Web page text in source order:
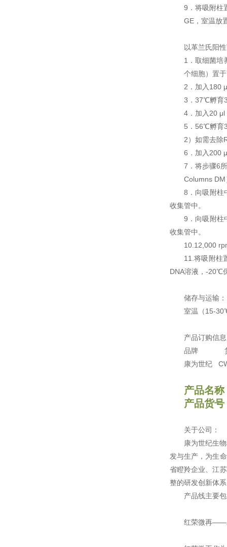
9．将吸附柱
GE，室温放
以革兰氏阳
1．取细菌培
个细胞）置
2．加入180
3．37℃孵育
4．加入20 μl
5．56℃孵育
2）如需去除
6．加入200
7．将步骤6
Columns
8．向吸附柱
收集管中。
9．向吸附柱
收集管中。
10.12,000
11.将吸附柱
DNA溶液，-20℃
储存与运输：
室温（15-
产品订购信
品牌
康为世纪
产品名称
产品货
关于公司：
康为世纪生
发与生产，为生
省瞪羚企业、江
整的研发创新体
产品线主要
红荣微再——